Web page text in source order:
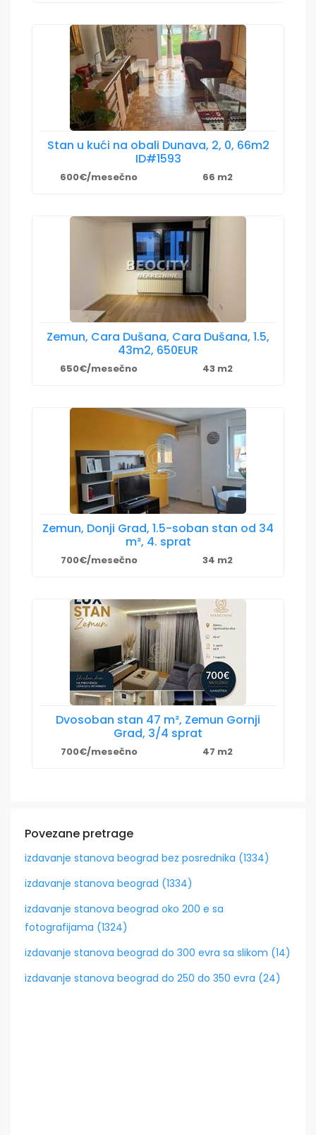
Stan u kući na obali Dunava, 2, 0, 66m2
ID#1593
600€/mesečno 66 m2
Zemun, Cara Dušana, Cara Dušana, 1.5,
43m2, 650EUR
650€/mesečno 43 m2
Zemun, Donji Grad, 1.5-soban stan od 34
m², 4. sprat
700€/mesečno 34 m2
Dvosoban stan 47 m², Zemun Gornji
Grad, 3/4 sprat
700€/mesečno 47 m2
Povezane pretrage
izdavanje stanova beograd bez posrednika (1334)
izdavanje stanova beograd (1334)
izdavanje stanova beograd oko 200 e sa
fotografijama (1324)
izdavanje stanova beograd do 300 evra sa slikom (14)
izdavanje stanova beograd do 250 do 350 evra (24)